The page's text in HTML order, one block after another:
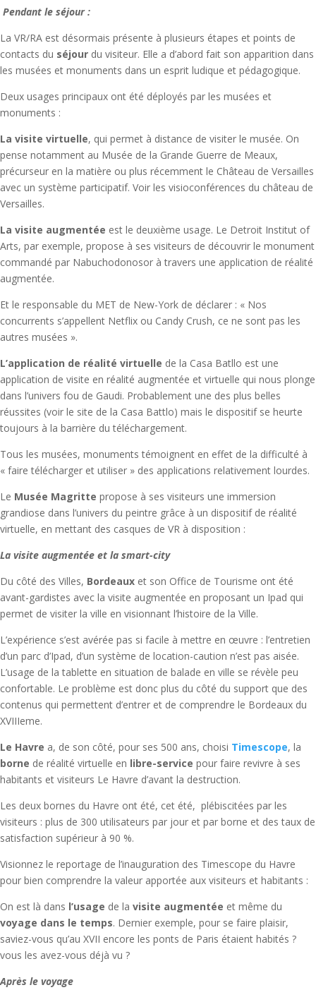
Pendant le séjour :
La VR/RA est désormais présente à plusieurs étapes et points de
contacts du séjour du visiteur. Elle a d’abord fait son apparition dans
les musées et monuments dans un esprit ludique et pédagogique.
Deux usages principaux ont été déployés par les musées et
monuments :
La visite virtuelle, qui permet à distance de visiter le musée. On
pense notamment au Musée de la Grande Guerre de Meaux,
précurseur en la matière ou plus récemment le Château de Versailles
avec un système participatif. Voir les visioconférences du château de
Versailles.
La visite augmentée est le deuxième usage. Le Detroit Institut of
Arts, par exemple, propose à ses visiteurs de découvrir le monument
commandé par Nabuchodonosor à travers une application de réalité
augmentée.
Et le responsable du MET de New-York de déclarer : « Nos
concurrents s’appellent Netflix ou Candy Crush, ce ne sont pas les
autres musées ».
L’application de réalité virtuelle de la Casa Batllo est une
application de visite en réalité augmentée et virtuelle qui nous plonge
dans l’univers fou de Gaudi. Probablement une des plus belles
réussites (voir le site de la Casa Battlo) mais le dispositif se heurte
toujours à la barrière du téléchargement.
Tous les musées, monuments témoignent en effet de la difficulté à
« faire télécharger et utiliser » des applications relativement lourdes.
Le Musée Magritte propose à ses visiteurs une immersion
grandiose dans l’univers du peintre grâce à un dispositif de réalité
virtuelle, en mettant des casques de VR à disposition :
La visite augmentée et la smart-city
Du côté des Villes, Bordeaux et son Office de Tourisme ont été
avant-gardistes avec la visite augmentée en proposant un Ipad qui
permet de visiter la ville en visionnant l’histoire de la Ville.
L’expérience s’est avérée pas si facile à mettre en œuvre : l’entretien
d’un parc d’Ipad, d’un système de location-caution n’est pas aisée.
L’usage de la tablette en situation de balade en ville se révèle peu
confortable. Le problème est donc plus du côté du support que des
contenus qui permettent d’entrer et de comprendre le Bordeaux du
XVIIIeme.
Le Havre a, de son côté, pour ses 500 ans, choisi Timescope, la
borne de réalité virtuelle en libre-service pour faire revivre à ses
habitants et visiteurs Le Havre d’avant la destruction.
Les deux bornes du Havre ont été, cet été, plébiscitées par les
visiteurs : plus de 300 utilisateurs par jour et par borne et des taux de
satisfaction supérieur à 90 %.
Visionnez le reportage de l’inauguration des Timescope du Havre
pour bien comprendre la valeur apportée aux visiteurs et habitants :
On est là dans l’usage de la visite augmentée et même du
voyage dans le temps. Dernier exemple, pour se faire plaisir,
saviez-vous qu’au XVII encore les ponts de Paris étaient habités ?
vous les avez-vous déjà vu ?
Après le voyage